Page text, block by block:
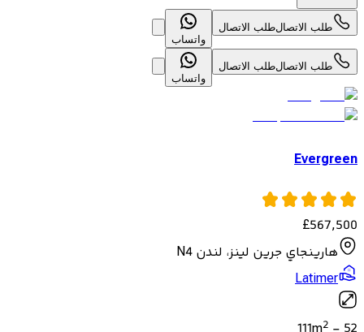
طلب الاتصالطلب الاتصال
واتساب
طلب الاتصالطلب الاتصال
واتساب
Evergreen
£567,500
هارينجاي جرين لينز، لندن N4
Latimer
2